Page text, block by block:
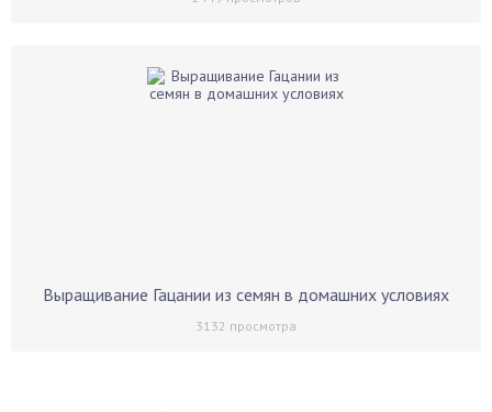
Выращивание Гацании из семян в домашних условиях
3132 просмотра